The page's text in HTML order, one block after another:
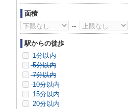
面積
～
駅からの徒歩
1分以内
5分以内
7分以内
10分以内
15分以内
20分以内